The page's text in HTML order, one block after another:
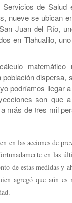
de Salud
nueve se ubican
Juan del Río,
en Tlahualilo,
matemático
dispersa,
podríamos llegar
son que
más de tres mil
en las acciones de
en las
de estas medidas y
agregó que aún es